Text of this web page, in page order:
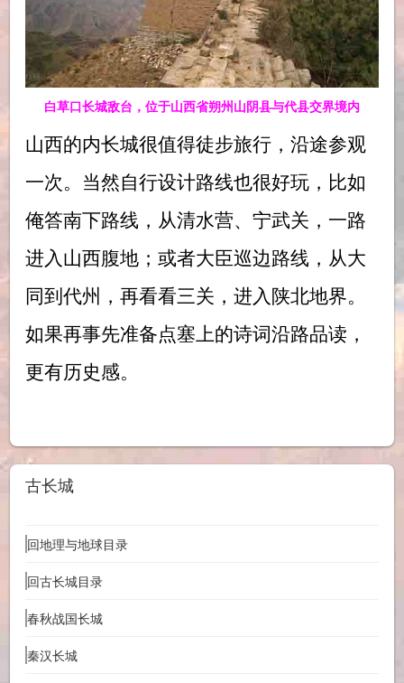
白草口长城敌台，位于山西省朔州山阴县与代县交界境内
山西的内长城很值得徒步旅行，沿途参观
一次。当然自行设计路线也很好玩，比如
俺答南下路线，从清水营、宁武关，一路
进入山西腹地；或者大臣巡边路线，从大
同到代州，再看看三关，进入陕北地界。
如果再事先准备点塞上的诗词沿路品读，
更有历史感。
古长城
回地理与地球目录
回古长城目录
春秋战国长城
秦汉长城